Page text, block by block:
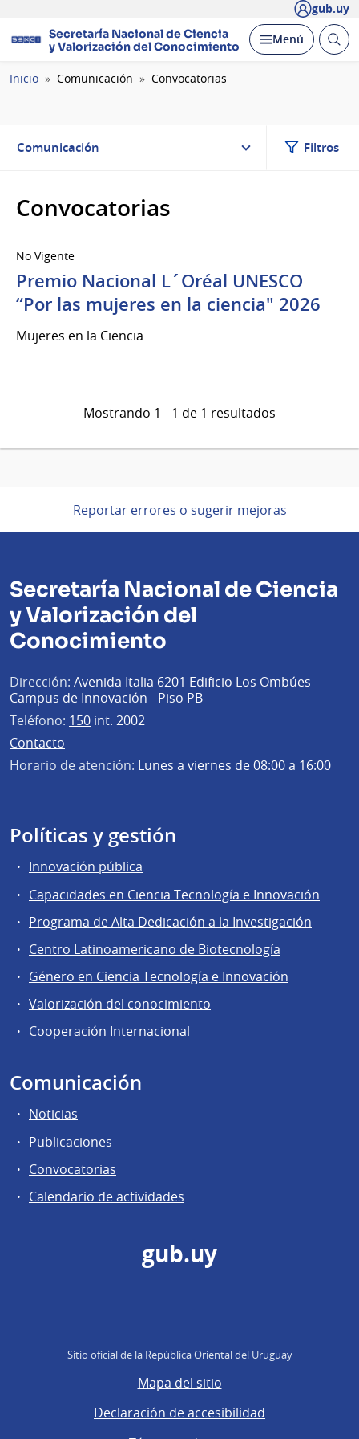
gub.uy
Secretaría Nacional de Ciencia
y Valorización del Conocimiento
Desplegar
Menú Abrir
Ruta
Inicio Comunicación Convocatorias
Comunicación Filtros
Convocatorias
No Vigente
Premio Nacional L´Oréal UNESCO
“Por las mujeres en la ciencia" 2026
Mujeres en la Ciencia
Mostrando 1 - 1 de 1 resultados
Reportar errores o sugerir mejoras
Secretaría Nacional de Ciencia
y Valorización del
Conocimiento
Dirección: Avenida Italia 6201 Edificio Los Ombúes –
Campus de Innovación - Piso PB
Teléfono: 150 int. 2002
Contacto
Horario de atención: Lunes a viernes de 08:00 a 16:00
Políticas y gestión
Innovación pública
Capacidades en Ciencia Tecnología e Innovación
Programa de Alta Dedicación a la Investigación
Centro Latinoamericano de Biotecnología
Género en Ciencia Tecnología e Innovación
Valorización del conocimiento
Cooperación Internacional
Comunicación
Noticias
Publicaciones
Convocatorias
Calendario de actividades
gub.uy
Sitio oficial de la República Oriental del Uruguay
Mapa del sitio
Declaración de accesibilidad